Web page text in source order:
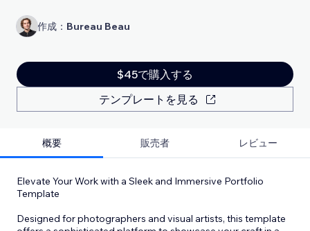
作成： Bureau Beau
$45で購入する
テンプレートを見る
概要 販売者 レビュー
Elevate Your Work with a Sleek and Immersive Portfolio
Template
Designed for photographers and visual artists, this template